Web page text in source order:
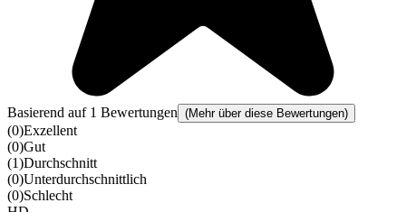
Basierend auf 1 Bewertungen (Mehr über diese Bewertungen)
(0)Exzellent
(0)Gut
(1)Durchschnitt
(0)Unterdurchschnittlich
(0)Schlecht